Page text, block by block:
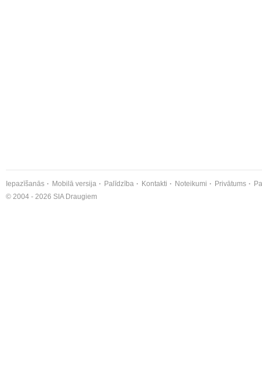
Iepazīšanās Mobilā versija Palīdzība Kontakti Noteikumi Privātums
© 2004 - 2026 SIA Draugiem